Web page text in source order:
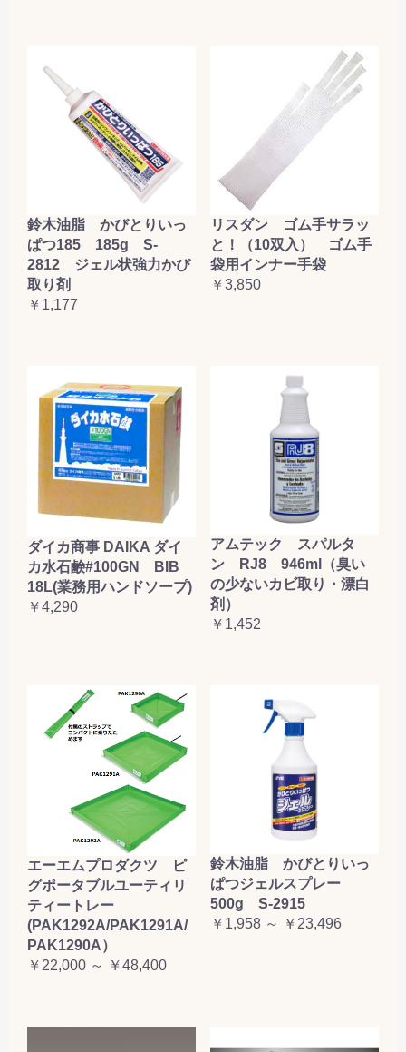
鈴木油脂 かびとりいっ
ぱつ185 185g S-
2812 ジェル状強力かび
取り剤
￥1,177
リスダン ゴム手サラッ
と！（10双入） ゴム手
袋用インナー手袋
￥3,850
ダイカ商事 DAIKA ダイ
カ水石鹸#100GN BIB
18L(業務用ハンドソープ)
￥4,290
アムテック スパルタ
ン RJ8 946ml（臭い
の少ないカビ取り・漂白
剤）
￥1,452
エーエムプロダクツ ピ
グポータブルユーティリ
ティートレー
(PAK1292A/PAK1291A/
PAK1290A）
￥22,000 ～ ￥48,400
鈴木油脂 かびとりいっ
ぱつジェルスプレー
500g S-2915
￥1,958 ～ ￥23,496